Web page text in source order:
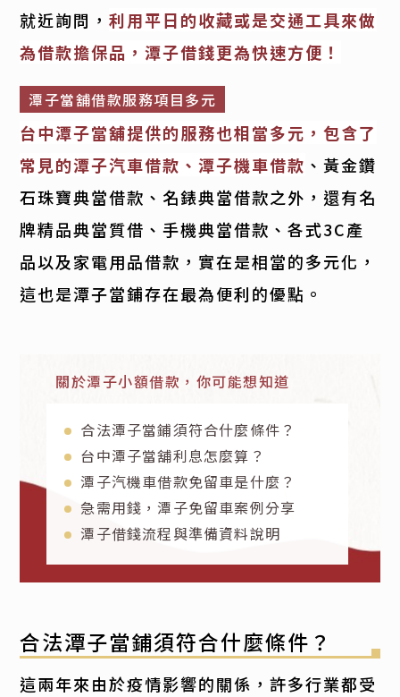
就近詢問，利用平日的收藏或是交通工具來做
為借款擔保品，潭子借錢更為快速方便！
潭子當舖借款服務項目多元
台中潭子當舖提供的服務也相當多元，包含了
常見的潭子汽車借款、潭子機車借款 、黃金鑽
石珠寶典當借款、名錶典當借款之外，還有名
牌精品典當質借、手機典當借款、各式3C產
品以及家電用品借款，實在是相當的多元化，
這也是潭子當鋪存在最為便利的優點。
關於潭子小額借款，你可能想知道
合法潭子當鋪須符合什麼條件？
台中潭子當舖利息怎麼算？
潭子汽機車借款免留車是什麼？
急需用錢，潭子免留車案例分享
潭子借錢流程與準備資料說明
合法潭子當鋪須符合什麼條件？
這兩年來由於疫情影響的關係，許多行業都受